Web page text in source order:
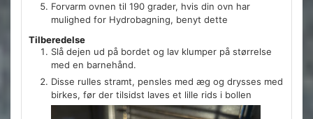
Forvarm ovnen til 190 grader, hvis din ovn har
mulighed for Hydrobagning, benyt dette
Tilberedelse
Slå dejen ud på bordet og lav klumper på størrelse
med en barnehånd.
Disse rulles stramt, pensles med æg og drysses med
birkes, før der tilsidst laves et lille rids i bollen